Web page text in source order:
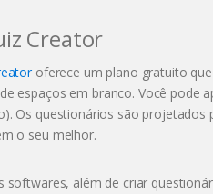
Creator
oferece um plano gratuito
espaços em branco. Você pode
Os questionários são
o seu melhor.
softwares, além de criar